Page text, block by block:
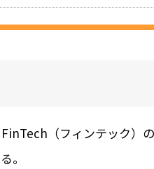
（フィンテック）
。